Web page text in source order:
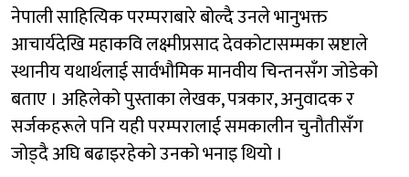
नेपाली साहित्यिक परम्पराबारे बोल्दै उनले भानुभक्त
आचार्यदेखि महाकवि लक्ष्मीप्रसाद देवकोटासम्मका स्रष्टाले
स्थानीय यथार्थलाई सार्वभौमिक मानवीय चिन्तनसँग जोडेको
बताए । अहिलेको पुस्ताका लेखक, पत्रकार, अनुवादक र
सर्जकहरूले पनि यही परम्परालाई समकालीन चुनौतीसँग
जोड्दै अघि बढाइरहेको उनको भनाइ थियो ।